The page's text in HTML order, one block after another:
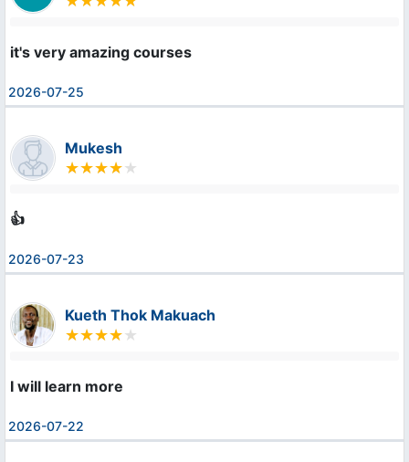
it's very amazing courses
2026-07-25
Mukesh
👍
2026-07-23
Kueth Thok Makuach
I will learn more
2026-07-22